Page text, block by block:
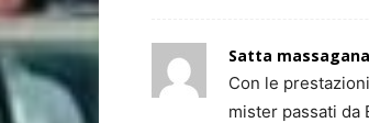
Satta massagana
Con le
mister passati da